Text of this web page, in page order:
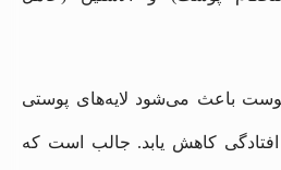
پوست باعث می‌شود لایه‌های پوستی
کاهش یابد. جالب است که